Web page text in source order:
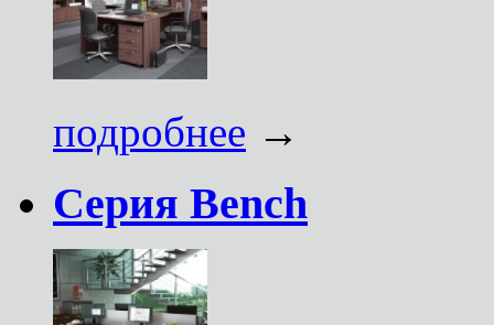
подробнее →
Серия Bench